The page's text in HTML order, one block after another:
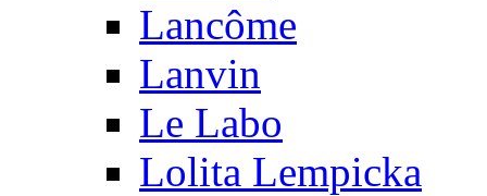
Lancôme
Lanvin
Le Labo
Lolita Lempicka